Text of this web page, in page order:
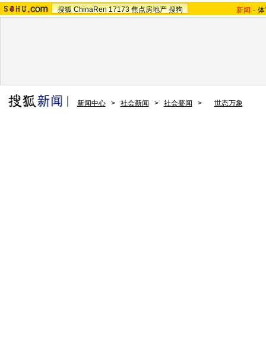
搜狐 ChinaRen 17173 焦点房地产 搜狗 新闻 -
新闻中心 > 社会新闻 > 社会要闻 > 世态万象